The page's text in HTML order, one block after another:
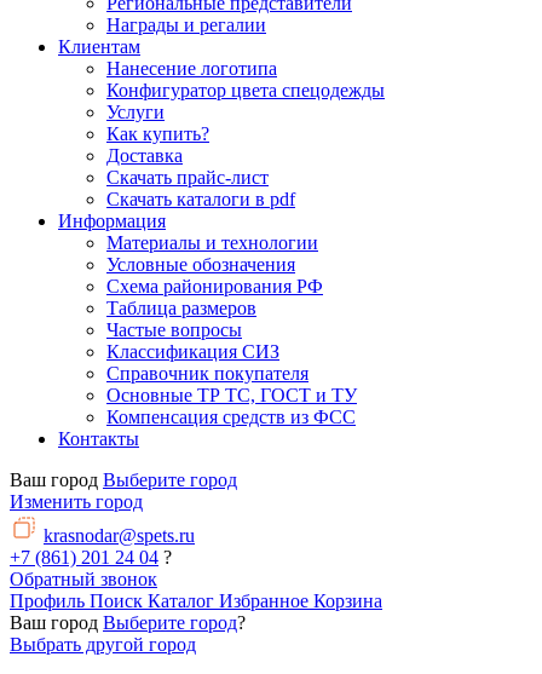
Награды и регалии
Клиентам
Нанесение логотипа
Конфигуратор цвета спецодежды
Услуги
Как купить?
Доставка
Скачать прайс-лист
Скачать каталоги в pdf
Информация
Материалы и технологии
Условные обозначения
Схема районирования РФ
Таблица размеров
Частые вопросы
Классификация СИЗ
Справочник покупателя
Основные ТР ТС, ГОСТ и ТУ
Компенсация средств из ФСС
Контакты
Ваш город Выберите город
Изменить город
krasnodar@spets.ru
+7 (861) 201 24 04 ?
Обратный звонок
Профиль Поиск Каталог Избранное Корзина
Ваш город Выберите город?
Выбрать другой город